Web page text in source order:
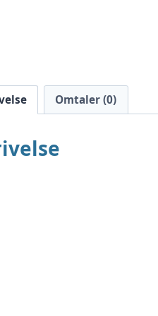
Omtaler (0)